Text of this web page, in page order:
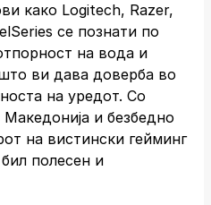
како Logitech, Razer,
се познати по
на вода и
ви дава доверба во
на уредот. Со
и безбедно
на вистински гейминг
полесен и